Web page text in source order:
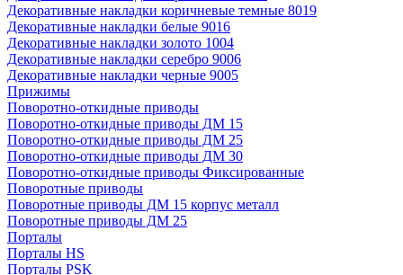
Декоративные накладки коричневые темные 8019
Декоративные накладки белые 9016
Декоративные накладки золото 1004
Декоративные накладки серебро 9006
Декоративные накладки черные 9005
Прижимы
Поворотно-откидные приводы
Поворотно-откидные приводы ДМ 15
Поворотно-откидные приводы ДМ 25
Поворотно-откидные приводы ДМ 30
Поворотно-откидные приводы Фиксированные
Поворотные приводы
Поворотные приводы ДМ 15 корпус металл
Поворотные приводы ДМ 25
Порталы
Порталы HS
Порталы PSK